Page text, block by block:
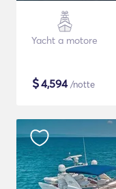
Yacht a motore
$4,594/notte